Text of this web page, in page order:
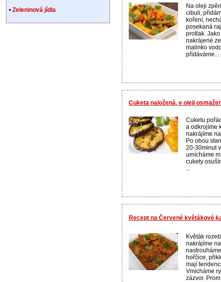
Na oleji
cibuli,
koření,
posekaná
protlak.
nakrájené
malinko
přidáváme...
Cuketa naložená, v oleji
Cuketu
a odkrojíme
nakrájíme
Po obou
20-30minut
umícháme
cukety
...
Recept na Červené květákové
Květák
nakrájíme
hořčice,
mají
Vmícháme
zázvor.
• Zeleninová jídla